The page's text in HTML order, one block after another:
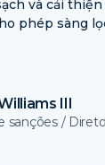
và cải
phép sàng
III
sanções /